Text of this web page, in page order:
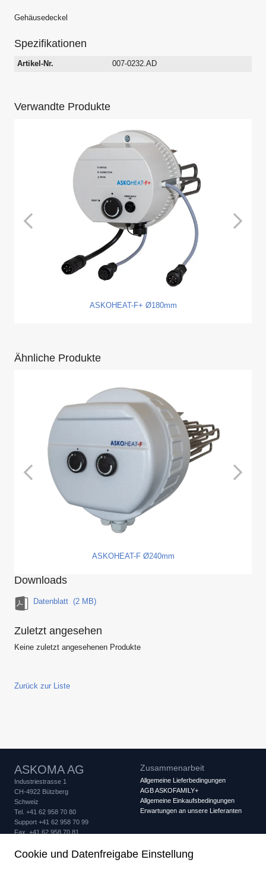
Gehäusedeckel
Spezifikationen
Artikel-Nr. 007-0232.AD
Verwandte Produkte
ASKOHEAT-F+ Ø180mm
Ähnliche Produkte
ASKOHEAT-F Ø240mm
Downloads
Datenblatt (2 MB)
Zuletzt angesehen
Keine zuletzt angesehenen Produkte
Zurück zur Liste
ASKOMA AG
Industriestrasse 1
CH-4922 Bützberg
Schweiz
Tel. +41 62 958 70 80
Support +41 62 958 70 99
Fax +41 62 958 70 81
Zusammenarbeit
Allgemeine Lieferbedingungen
AGB ASKOFAMILY+
Allgemeine Einkaufsbedingungen
Erwartungen an unsere Lieferanten
Cookie und Datenfreigabe Einstellung